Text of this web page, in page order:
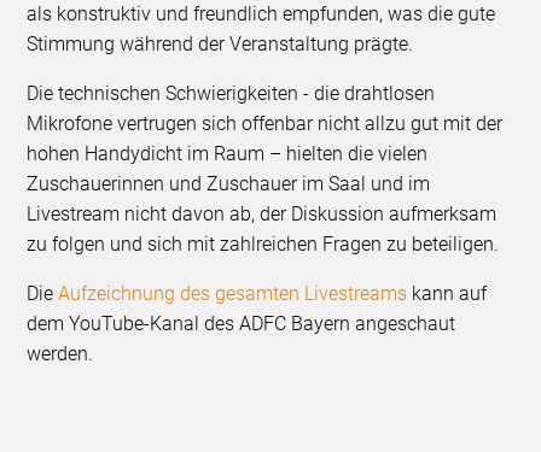
als konstruktiv und freundlich empfunden, was die gute
Stimmung während der Veranstaltung prägte.
Die technischen Schwierigkeiten - die drahtlosen
Mikrofone vertrugen sich offenbar nicht allzu gut mit der
hohen Handydicht im Raum – hielten die vielen
Zuschauerinnen und Zuschauer im Saal und im
Livestream nicht davon ab, der Diskussion aufmerksam
zu folgen und sich mit zahlreichen Fragen zu beteiligen.
DieAufzeichnung des gesamten Livestreams kann auf
dem YouTube-Kanal des ADFC Bayern angeschaut
werden.